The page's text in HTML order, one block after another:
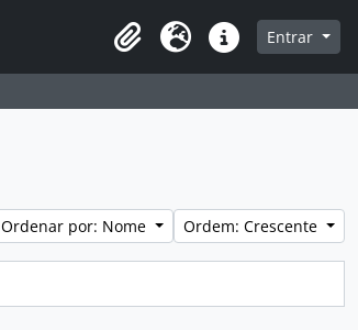
Área de Transferência
Idioma Atalhos Entrar
Ordenar por: Nome Ordem: Crescente